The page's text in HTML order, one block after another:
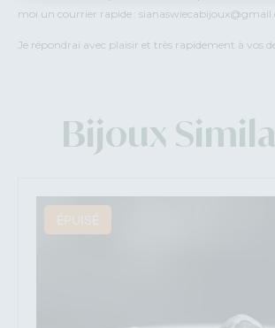
moi un courrier rapide :
Je répondrai avec plaisir et très rapidement à vos
Bijoux
ÉPUISÉ